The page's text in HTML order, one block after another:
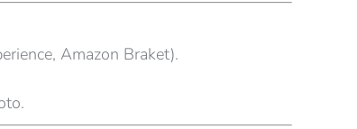
Amazon Braket).